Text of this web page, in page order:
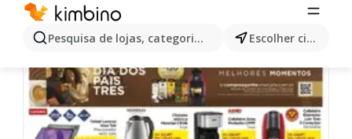
Pesquisa de lojas, categorias,produtos... Escolher cidade